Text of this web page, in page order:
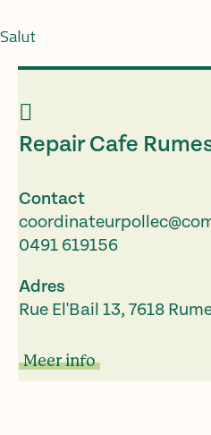
Salut
Repair Cafe
Contact
0491 619156
Adres
Rue El'Bail 13, 7618
Meer info